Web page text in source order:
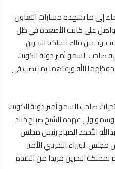
إلى ما تشهده مسارات التعاون
على كافة الأصعدة في ظل
من ملك مملكة البحرين
صاحب السمو أمير دولة الكويت
حفظهما الله ورعاهما بما يصب في
صاحب السمو أمير دولة الكويت
وسمو ولي عهده الشيخ صباح خالد
الأحمد الصباح رئيس مجلس
مجلس الوزراء البحريني الأمير
البحرين مزيدا من التقدم